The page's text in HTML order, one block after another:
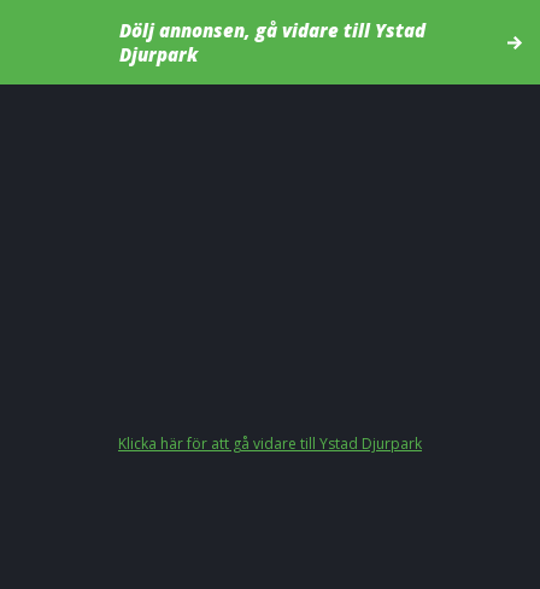
Dölj annonsen, gå vidare till Ystad
Djurpark
Klicka här för att gå vidare till Ystad Djurpark